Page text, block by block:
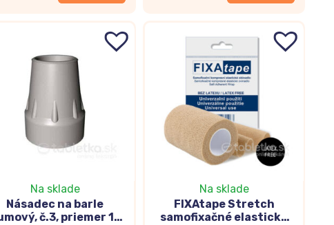
Na sklade
Násadec na barle
č.3, priemer 17
Na sklade
FIXAtape Stretch
samofixačné elastické